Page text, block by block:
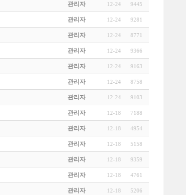
관리자 12-24 9445
관리자 12-24 9281
관리자 12-24 8771
관리자 12-24 9366
관리자 12-24 9163
관리자 12-24 8758
관리자 12-24 9103
관리자 12-18 7188
관리자 12-18 4954
관리자 12-18 5158
관리자 12-18 9359
관리자 12-18 4761
관리자 12-18 5206